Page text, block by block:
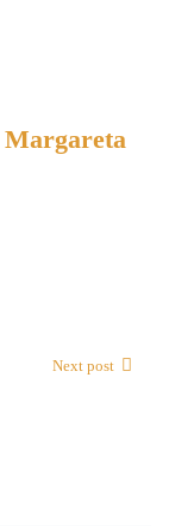
Margareta
Next post